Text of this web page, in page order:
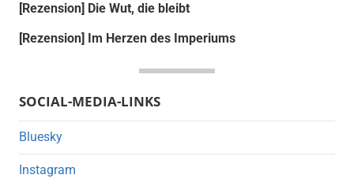
[Rezension] Die Wut, die bleibt
[Rezension] Im Herzen des Imperiums
SOCIAL-MEDIA-LINKS
Bluesky
Instagram